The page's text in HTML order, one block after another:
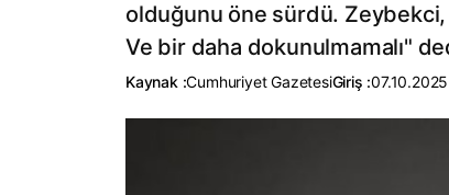
olduğunu öne sürdü. Zeybekci,
Ve bir daha dokunulmamalı"
Kaynak :Cumhuriyet GazetesiGiriş :